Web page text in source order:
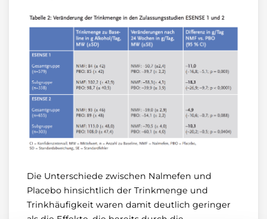
Die Unterschiede zwischen Nalmefen und
Placebo hinsichtlich der Trinkmenge und
Trinkhäufigkeit waren damit deutlich geringer